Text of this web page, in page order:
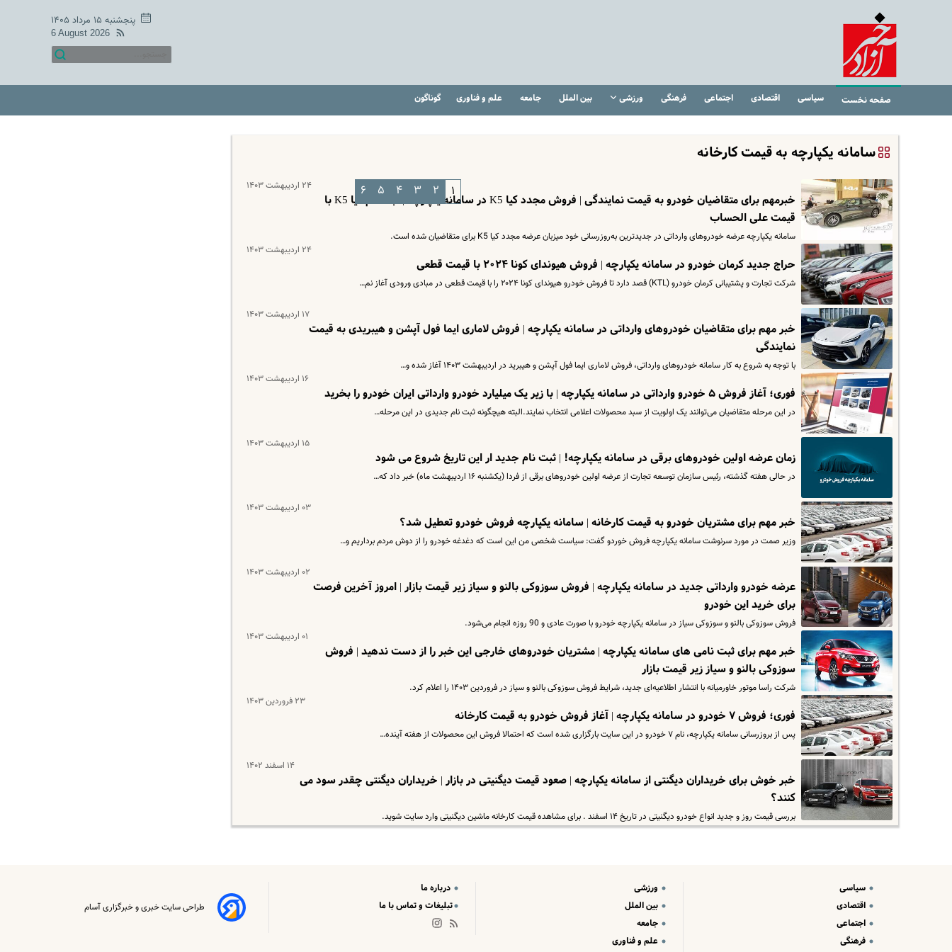
پنجشنبه ۱۵ مرداد ۱۴۰۵
6 August 2026
صفحه نخست سیاسی اقتصادی اجتماعی فرهنگی ورزشی بین الملل جامعه علم و فناوری گوناگون
سامانه یکپارچه به قیمت کارخانه
۲۴ اردیبهشت ۱۴۰۳
خبرمهم برای متقاضیان خودرو به قیمت نمایندگی | فروش مجدد کیا K5 در سامانه یکپارچه | ثبت نام کیا K5 با
قیمت علی‌ الحساب
سامانه یکپارچه عرضه خودروهای وارداتی در جدیدترین به‌روزرسانی خود میزبان عرضه مجدد کیا K5 برای متقاضیان شده است.
۲۴ اردیبهشت ۱۴۰۳
حراج جدید کرمان خودرو در سامانه یکپارچه | فروش هیوندای کونا ۲۰۲۴ با قیمت قطعی
شرکت تجارت و پشتیبانی کرمان خودرو (KTL) قصد دارد تا فروش خودرو هیوندای کونا ۲۰۲۴ را با قیمت قطعی در مبادی ورودی آغاز نم…
۱۷ اردیبهشت ۱۴۰۳
خبر مهم برای متقاضیان خودروهای وارداتی در سامانه یکپارچه | فروش لاماری ایما فول آپشن و هیبریدی به قیمت
نمایندگی
با توجه به شروع به کار سامانه خودروهای وارداتی، فروش لاماری ایما فول آپشن و هیبرید در اردیبهشت ۱۴۰۳ آغاز شده و…
۱۶ اردیبهشت ۱۴۰۳
فوری؛ آغاز فروش ۵ خودرو وارداتی در سامانه یکپارچه | با زیر یک میلیارد خودرو وارداتی ایران خودرو را بخرید
در این مرحله متقاضیان می‌توانند یک اولویت از سبد محصولات اعلامی انتخاب نمایند.البته هیچگونه ثبت نام جدیدی در این مرحله…
۱۵ اردیبهشت ۱۴۰۳
زمان عرضه اولین خودروهای برقی در سامانه یکپارچه! | ثبت نام جدید ار این تاریخ شروع می شود
در حالی هفته گذشته، رئیس سازمان توسعه‌ تجارت از عرضه اولین خودروهای برقی از فردا (یکشنبه ١۶ اردیبهشت ماه) خبر داد که…
۰۳ اردیبهشت ۱۴۰۳
خبر مهم برای مشتریان خودرو به قیمت کارخانه | سامانه یکپارچه فروش خودرو تعطیل شد؟
وزیر صمت در مورد سرنوشت سامانه یکپارچه فروش خوردو گفت: سیاست شخصی من این است که دغدغه خودرو را از دوش مردم برداریم و…
۰۲ اردیبهشت ۱۴۰۳
عرضه خودرو وارداتی جدید در سامانه یکپارچه | فروش سوزوکی بالنو و سیاز زیر قیمت بازار | امروز آخرین فرصت
برای خرید این خودرو
فروش سوزوکی بالنو و سوزوکی سیاز در سامانه یکپارچه خودرو با صورت عادی و 90 روزه انجام می‌شود.
۰۱ اردیبهشت ۱۴۰۳
خبر مهم برای ثبت نامی های سامانه یکپارچه | مشتریان خودروهای خارجی این خبر را از دست ندهید | فروش
سوزوکی بالنو و سیاز زیر قیمت بازار
شرکت راسا موتور خاورمیانه با انتشار اطلاعیه‌ای جدید، شرایط فروش سوزوکی بالنو و سیاز در فروردین ۱۴۰۳ را اعلام کرد.
۲۳ فروردین ۱۴۰۳
فوری؛ فروش ۷ خودرو در سامانه یکپارچه | آغاز فروش خودرو به قیمت کارخانه
پس از بروزرسانی سامانه یکپارچه، نام ۷ خودرو در این سایت بارگزاری شده است که احتمالا فروش این محصولات از هفته آینده…
۱۴ اسفند ۱۴۰۲
خبر خوش برای خریداران دیگنتی از سامانه یکپارچه | صعود قیمت دیگنیتی در بازار | خریداران دیگنتی چقدر سود می
کنند؟
بررسی قیمت روز و جدید انواع خودرو دیگنیتی در تاریخ ۱۴ اسفند . برای مشاهده قیمت کارخانه ماشین دیگنیتی وارد سایت شوید.
۱ ۲ ۳ ۴ ۵ ۶
سیاسی
اقتصادی
اجتماعی
فرهنگی
ورزشی
بین الملل
جامعه
علم و فناوری
درباره ما
تبلیغات و تماس با ما
طراحی سایت خبری و خبرگزاری آسام